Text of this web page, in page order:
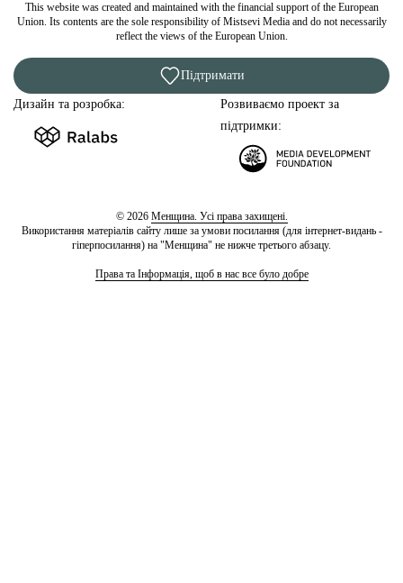
This website was created and maintained with the financial support of the European
Union. Its contents are the sole responsibility of Mistsevi Media and do not necessarily
reflect the views of the European Union.
Підтримати
Дизайн та розробка:
Розвиваємо проект за
підтримки:
© 2026 Менщина. Усі права захищені.
Використання матеріалів сайту лише за умови посилання (для інтернет-видань -
гіперпосилання) на "Менщина" не нижче третього абзацу.
Права та Інформація, щоб в нас все було добре